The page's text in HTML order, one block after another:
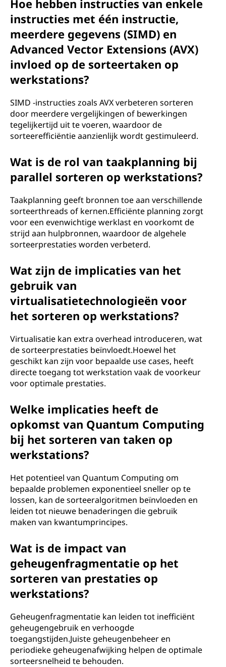
Hoe hebben instructies van enkele
instructies met één instructie,
meerdere gegevens (SIMD) en
Advanced Vector Extensions (AVX)
invloed op de sorteertaken op
werkstations?
SIMD -instructies zoals AVX verbeteren sorteren
door meerdere vergelijkingen of bewerkingen
tegelijkertijd uit te voeren, waardoor de
sorteerefficiëntie aanzienlijk wordt gestimuleerd.
Wat is de rol van taakplanning bij
parallel sorteren op werkstations?
Taakplanning geeft bronnen toe aan verschillende
sorteerthreads of kernen.Efficiënte planning zorgt
voor een evenwichtige werklast en voorkomt de
strijd aan hulpbronnen, waardoor de algehele
sorteerprestaties worden verbeterd.
Wat zijn de implicaties van het
gebruik van
virtualisatietechnologieën voor
het sorteren op werkstations?
Virtualisatie kan extra overhead introduceren, wat
de sorteerprestaties beïnvloedt.Hoewel het
geschikt kan zijn voor bepaalde use cases, heeft
directe toegang tot werkstation vaak de voorkeur
voor optimale prestaties.
Welke implicaties heeft de
opkomst van Quantum Computing
bij het sorteren van taken op
werkstations?
Het potentieel van Quantum Computing om
bepaalde problemen exponentieel sneller op te
lossen, kan de sorteeralgoritmen beïnvloeden en
leiden tot nieuwe benaderingen die gebruik
maken van kwantumprincipes.
Wat is de impact van
geheugenfragmentatie op het
sorteren van prestaties op
werkstations?
Geheugenfragmentatie kan leiden tot inefficiënt
geheugengebruik en verhoogde
toegangstijden.Juiste geheugenbeheer en
periodieke geheugenafwijking helpen de optimale
sorteersnelheid te behouden.